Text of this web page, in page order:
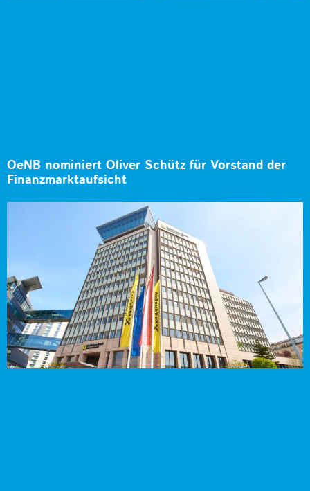
OeNB nominiert Oliver Schütz für Vorstand der
Finanzmarktaufsicht